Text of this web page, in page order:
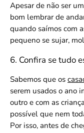
Apesar de não ser
bom lembrar de
quando saímos com
pequeno se sujar,
6. Confira se tudo
Sabemos que os
serem usados o ano
outro e com as
possível que nem
Por isso, antes de